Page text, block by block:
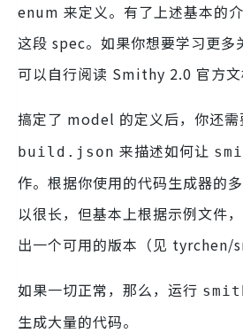
enum 来定义。有了上述基本的
这段 spec。如果你想要学习更多
可以自行阅读 Smithy 2.0 官方文
搞定了 model 的定义后，你还需
build.json 来描述如何让
作。根据你使用的代码生成器的
以很长，但基本上根据示例文件
出一个可用的版本（见 tyrchen/
如果一切正常，那么，运行
生成大量的代码。